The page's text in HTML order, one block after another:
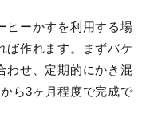
ヒーかすを利用する場
ば作れます。まずバケ
わせ、定期的にかき混
ら3ヶ月程度で完成で